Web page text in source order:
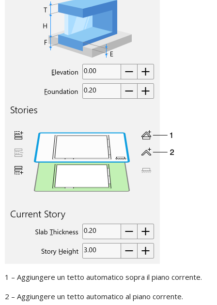
1 – Aggiungere un tetto automatico sopra il piano corrente.
2 – Aggiungere un tetto automatico al piano corrente.